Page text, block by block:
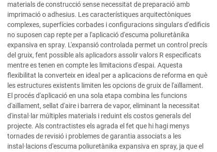
materials de construcció sense necessitat de preparació amb
imprimació o adhesius. Les característiques arquitectòniques
complexes, superfícies corbades i configuracions singulars d'edificis
no suposen cap repte per a l'aplicació d'escuma poliuretànika
expansiva en spray. L'expansió controlada permet un control precís
del gruix, fent possible als aplicadors assolir valors R especificats
mentre es tenen en compte les limitacions d'espai. Aquesta
flexibilitat la converteix en ideal per a aplicacions de reforma en què
les estructures existents limiten les opcions de gruix de l'aïllament.
El procés d'aplicació en una sola etapa combina les funcions
d'aïllament, sellat d'aire i barrera de vapor, eliminant la necessitat
d'instal·lar múltiples materials i reduint els costos generals del
projecte. Als contractistes els agrada el fet que hi hagi menys
tornades de revisió i problemes de garantia associats a les
instal·lacions d'escuma poliuretànika expansiva en spray, ja que el